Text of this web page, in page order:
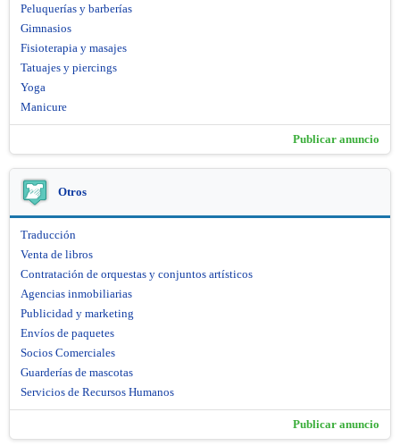
Peluquerías y barberías
Gimnasios
Fisioterapia y masajes
Tatuajes y piercings
Yoga
Manicure
Publicar anuncio
Otros
Traducción
Venta de libros
Contratación de orquestas y conjuntos artísticos
Agencias inmobiliarias
Publicidad y marketing
Envíos de paquetes
Socios Comerciales
Guarderías de mascotas
Servicios de Recursos Humanos
Publicar anuncio